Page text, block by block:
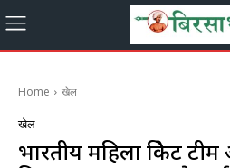
Home खेल
खेल
भारतीय महिला क्रिकेट